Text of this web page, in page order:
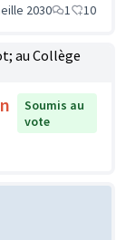
2030 1 10
Soumis au
vote